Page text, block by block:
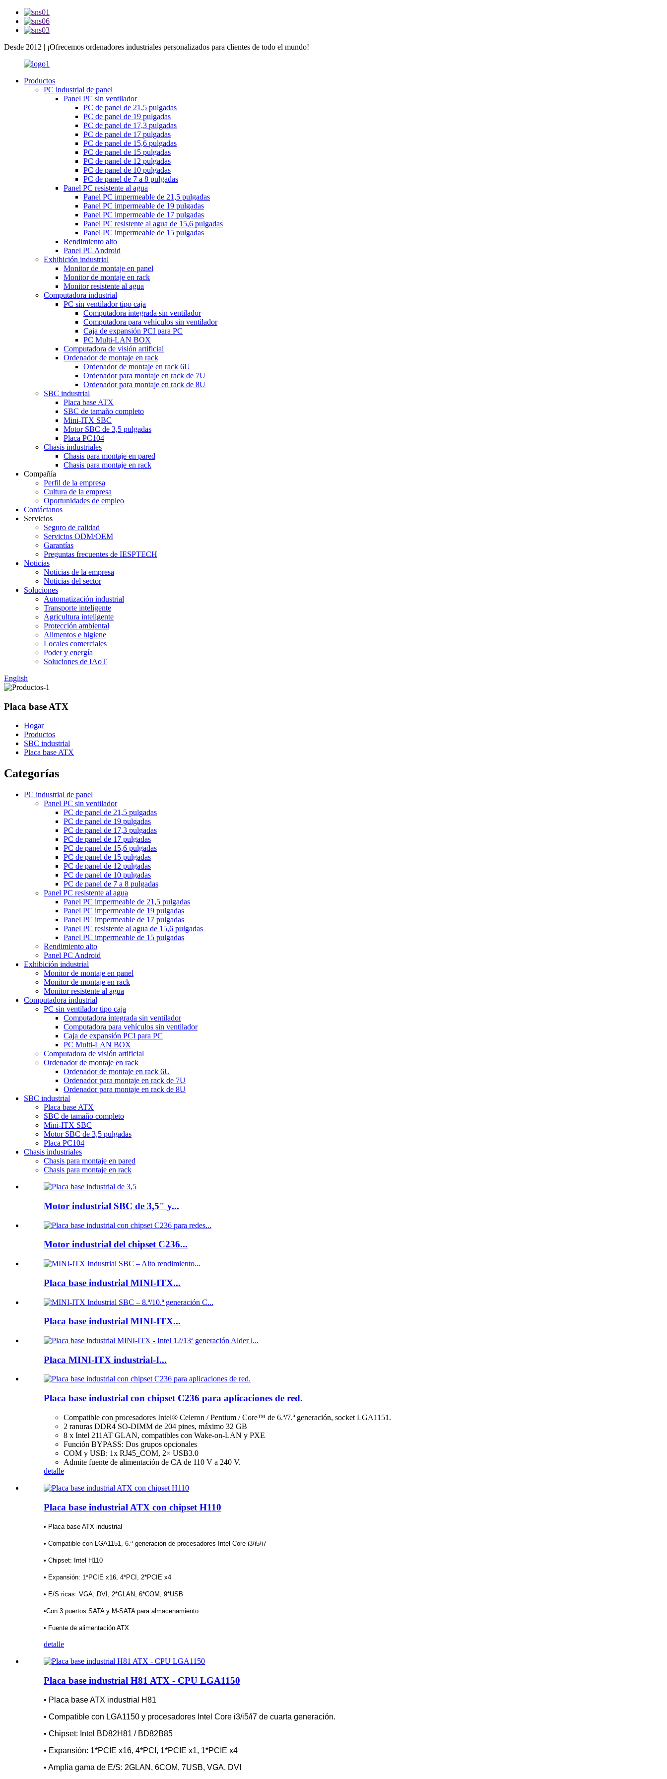
Desde 2012 | ¡Ofrecemos ordenadores industriales personalizados para clientes de todo el mundo!
Productos
PC industrial de panel
Panel PC sin ventilador
PC de panel de 21,5 pulgadas
PC de panel de 19 pulgadas
PC de panel de 17,3 pulgadas
PC de panel de 17 pulgadas
PC de panel de 15,6 pulgadas
PC de panel de 15 pulgadas
PC de panel de 12 pulgadas
PC de panel de 10 pulgadas
PC de panel de 7 a 8 pulgadas
Panel PC resistente al agua
Panel PC impermeable de 21,5 pulgadas
Panel PC impermeable de 19 pulgadas
Panel PC impermeable de 17 pulgadas
Panel PC resistente al agua de 15,6 pulgadas
Panel PC impermeable de 15 pulgadas
Rendimiento alto
Panel PC Android
Exhibición industrial
Monitor de montaje en panel
Monitor de montaje en rack
Monitor resistente al agua
Computadora industrial
PC sin ventilador tipo caja
Computadora integrada sin ventilador
Computadora para vehículos sin ventilador
Caja de expansión PCI para PC
PC Multi-LAN BOX
Computadora de visión artificial
Ordenador de montaje en rack
Ordenador de montaje en rack 6U
Ordenador para montaje en rack de 7U
Ordenador para montaje en rack de 8U
SBC industrial
Placa base ATX
SBC de tamaño completo
Mini-ITX SBC
Motor SBC de 3,5 pulgadas
Placa PC104
Chasis industriales
Chasis para montaje en pared
Chasis para montaje en rack
Compañía
Perfil de la empresa
Cultura de la empresa
Oportunidades de empleo
Contáctanos
Servicios
Seguro de calidad
Servicios ODM/OEM
Garantías
Preguntas frecuentes de IESPTECH
Noticias
Noticias de la empresa
Noticias del sector
Soluciones
Automatización industrial
Transporte inteligente
Agricultura inteligente
Protección ambiental
Alimentos e higiene
Locales comerciales
Poder y energía
Soluciones de IAoT
English
Placa base ATX
Hogar
Productos
SBC industrial
Placa base ATX
Categorías
PC industrial de panel
Panel PC sin ventilador
PC de panel de 21,5 pulgadas
PC de panel de 19 pulgadas
PC de panel de 17,3 pulgadas
PC de panel de 17 pulgadas
PC de panel de 15,6 pulgadas
PC de panel de 15 pulgadas
PC de panel de 12 pulgadas
PC de panel de 10 pulgadas
PC de panel de 7 a 8 pulgadas
Panel PC resistente al agua
Panel PC impermeable de 21,5 pulgadas
Panel PC impermeable de 19 pulgadas
Panel PC impermeable de 17 pulgadas
Panel PC resistente al agua de 15,6 pulgadas
Panel PC impermeable de 15 pulgadas
Rendimiento alto
Panel PC Android
Exhibición industrial
Monitor de montaje en panel
Monitor de montaje en rack
Monitor resistente al agua
Computadora industrial
PC sin ventilador tipo caja
Computadora integrada sin ventilador
Computadora para vehículos sin ventilador
Caja de expansión PCI para PC
PC Multi-LAN BOX
Computadora de visión artificial
Ordenador de montaje en rack
Ordenador de montaje en rack 6U
Ordenador para montaje en rack de 7U
Ordenador para montaje en rack de 8U
SBC industrial
Placa base ATX
SBC de tamaño completo
Mini-ITX SBC
Motor SBC de 3,5 pulgadas
Placa PC104
Chasis industriales
Chasis para montaje en pared
Chasis para montaje en rack
Motor industrial SBC de 3,5" y...
Motor industrial del chipset C236...
Placa base industrial MINI-ITX...
Placa base industrial MINI-ITX...
Placa MINI-ITX industrial-I...
Placa base industrial con chipset C236 para aplicaciones de red.
Compatible con procesadores Intel® Celeron / Pentium / Core™ de 6.ª/7.ª generación, socket LGA1151.
2 ranuras DDR4 SO-DIMM de 204 pines, máximo 32 GB
8 x Intel 211AT GLAN, compatibles con Wake-on-LAN y PXE
Función BYPASS: Dos grupos opcionales
COM y USB: 1x RJ45_COM, 2× USB3.0
Admite fuente de alimentación de CA de 110 V a 240 V.
detalle
Placa base industrial ATX con chipset H110
• Placa base ATX industrial
• Compatible con LGA1151, 6.ª generación de procesadores Intel Core i3/i5/i7
• Chipset: Intel H110
• Expansión: 1*PCIE x16, 4*PCI, 2*PCIE x4
• E/S ricas: VGA, DVI, 2*GLAN, 6*COM, 9*USB
•Con 3 puertos SATA y M-SATA para almacenamiento
• Fuente de alimentación ATX
detalle
Placa base industrial H81 ATX - CPU LGA1150
• Placa base ATX industrial H81
• Compatible con LGA1150 y procesadores Intel Core i3/i5/i7 de cuarta generación.
• Chipset: Intel BD82H81 / BD82B85
• Expansión: 1*PCIE x16, 4*PCI, 1*PCIE x1, 1*PCIE x4
• Amplia gama de E/S: 2GLAN, 6COM, 7USB, VGA, DVI